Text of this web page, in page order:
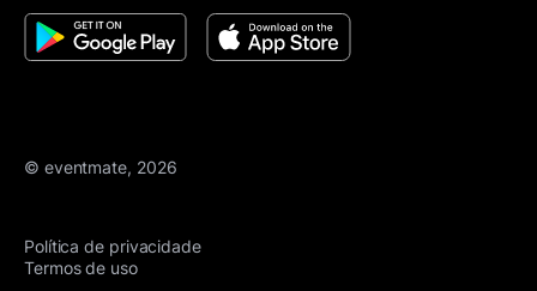
© eventmate, 2026
Política de privacidade
Termos de uso